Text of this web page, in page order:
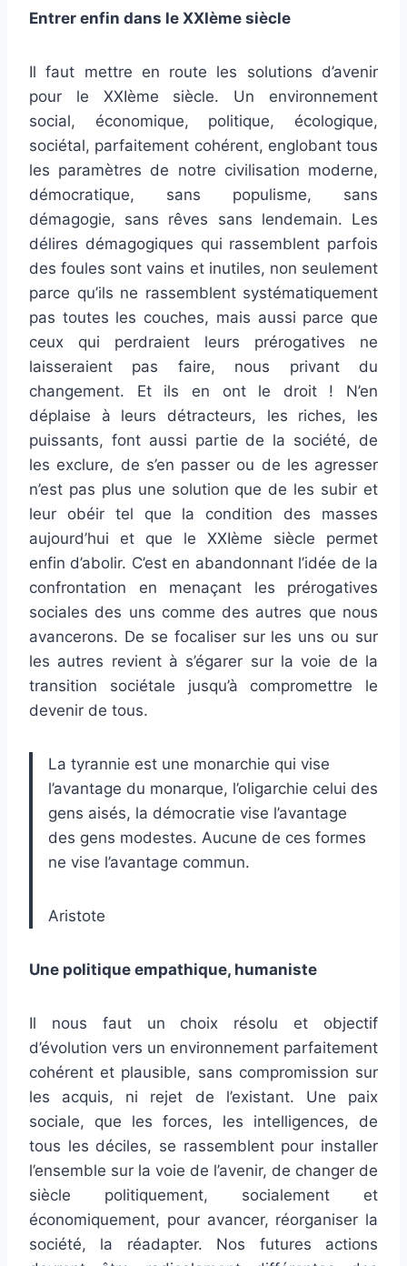
Entrer enfin dans le XXIème siècle
Il faut mettre en route les solutions d’avenir
pour le XXIème siècle. Un environnement
social, économique, politique, écologique,
sociétal, parfaitement cohérent, englobant tous
les paramètres de notre civilisation moderne,
démocratique, sans populisme, sans
démagogie, sans rêves sans lendemain. Les
délires démagogiques qui rassemblent parfois
des foules sont vains et inutiles, non seulement
parce qu’ils ne rassemblent systématiquement
pas toutes les couches, mais aussi parce que
ceux qui perdraient leurs prérogatives ne
laisseraient pas faire, nous privant du
changement. Et ils en ont le droit ! N’en
déplaise à leurs détracteurs, les riches, les
puissants, font aussi partie de la société, de
les exclure, de s’en passer ou de les agresser
n’est pas plus une solution que de les subir et
leur obéir tel que la condition des masses
aujourd’hui et que le XXIème siècle permet
enfin d’abolir. C’est en abandonnant l’idée de la
confrontation en menaçant les prérogatives
sociales des uns comme des autres que nous
avancerons. De se focaliser sur les uns ou sur
les autres revient à s’égarer sur la voie de la
transition sociétale jusqu’à compromettre le
devenir de tous.
La tyrannie est une monarchie qui vise
l’avantage du monarque, l’oligarchie celui des
gens aisés, la démocratie vise l’avantage
des gens modestes. Aucune de ces formes
ne vise l’avantage commun.
Aristote
Une politique empathique, humaniste
Il nous faut un choix résolu et objectif
d’évolution vers un environnement parfaitement
cohérent et plausible, sans compromission sur
les acquis, ni rejet de l’existant. Une paix
sociale, que les forces, les intelligences, de
tous les déciles, se rassemblent pour installer
l’ensemble sur la voie de l’avenir, de changer de
siècle politiquement, socialement et
économiquement, pour avancer, réorganiser la
société, la réadapter. Nos futures actions